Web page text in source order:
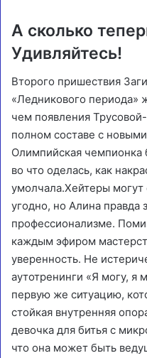
А сколько
Удивляйтесь!
Второго пришествия
«Ледникового периода»
чем появления
полном составе с
Олимпийская
во что оделась, как
умолчала.Хейтеры могут
угодно, но Алина правда
профессионализме.
каждым эфиром
уверенность. Не
аутотренинги «Я могу, я
первую же ситуацию,
стойкая внутренняя
девочка для битья с
что она может быть